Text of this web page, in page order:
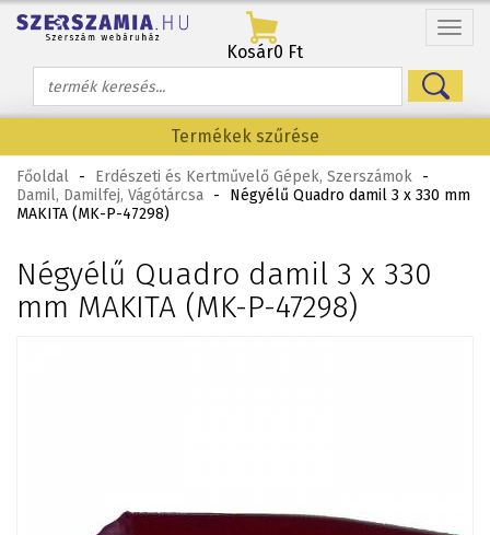
Menü
Kosár0 Ft
Termékek szűrése
Főoldal - Erdészeti és Kertművelő Gépek, Szerszámok -
Damil, Damilfej, Vágótárcsa -
Négyélű Quadro damil 3 x 330 mm
MAKITA (MK-P-47298)
Négyélű Quadro damil 3 x 330
mm MAKITA (MK-P-47298)